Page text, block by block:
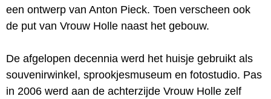
een ontwerp van Anton Pieck. Toen verscheen ook
de put van Vrouw Holle naast het gebouw.
De afgelopen decennia werd het huisje gebruikt als
souvenirwinkel, sprookjesmuseum en fotostudio. Pas
in 2006 werd aan de achterzijde Vrouw Holle zelf